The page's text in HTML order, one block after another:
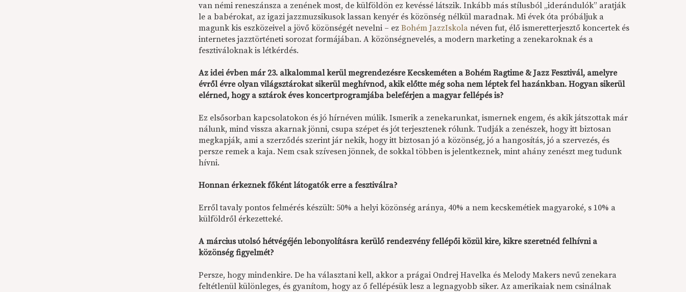
van némi reneszánsza a zenének most, de külföldön ez kevéssé látszik. Inkább más stílusból „iderándulók” aratják
le a babérokat, az igazi jazzmuzsikusok lassan kenyér és közönség nélkül maradnak. Mi évek óta próbáljuk a
magunk kis eszközeivel a jövő közönségét nevelni – ezBohém JazzIskola néven fut, élő ismeretterjesztő koncertek és
internetes jazztörténeti sorozat formájában. A közönségnevelés, a modern marketing a zenekaroknak és a
fesztiváloknak is létkérdés.
Az idei évben már 23. alkalommal kerül megrendezésre Kecskeméten a Bohém Ragtime & Jazz Fesztivál, amelyre
évről évre olyan világsztárokat sikerül meghívnod, akik előtte még soha nem léptek fel hazánkban. Hogyan sikerül
elérned, hogy a sztárok éves koncertprogramjába beleférjen a magyar fellépés is?
Ez elsősorban kapcsolatokon és jó hírnéven múlik. Ismerik a zenekarunkat, ismernek engem, és akik játszottak már
nálunk, mind vissza akarnak jönni, csupa szépet és jót terjesztenek rólunk. Tudják a zenészek, hogy itt biztosan
megkapják, ami a szerződés szerint jár nekik, hogy itt biztosan jó a közönség, jó a hangosítás, jó a szervezés, és
persze remek a kaja. Nem csak szívesen jönnek, de sokkal többen is jelentkeznek, mint ahány zenészt meg tudunk
hívni.
Honnan érkeznek főként látogatók erre a fesztiválra?
Erről tavaly pontos felmérés készült: 50% a helyi közönség aránya, 40% a nem kecskemétiek magyaroké, s 10% a
külföldről érkezetteké.
A március utolsó hétvégéjén lebonyolításra kerülő rendezvény fellépői közül kire, kikre szeretnéd felhívni a
közönség figyelmét?
Persze, hogy mindenkire. De ha választani kell, akkor a prágai Ondrej Havelka és Melody Makers nevű zenekara
feltétlenül különleges, és gyanítom, hogy az ő fellépésük lesz a legnagyobb siker. Az amerikaiak nem csinálnak